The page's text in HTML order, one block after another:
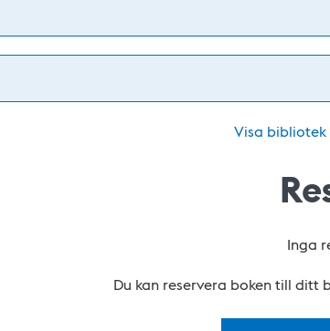
Visa
Inga
Du kan reservera boken till